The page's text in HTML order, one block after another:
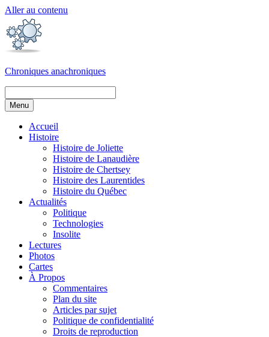
Aller au contenu
Chroniques anachroniques
Menu
Accueil
Histoire
Histoire de Joliette
Histoire de Lanaudière
Histoire de Chertsey
Histoire des Laurentides
Histoire du Québec
Actualités
Politique
Technologies
Insolite
Lectures
Photos
Cartes
À Propos
Commentaires
Plan du site
Articles par sujet
Politique de confidentialité
Droits de reproduction